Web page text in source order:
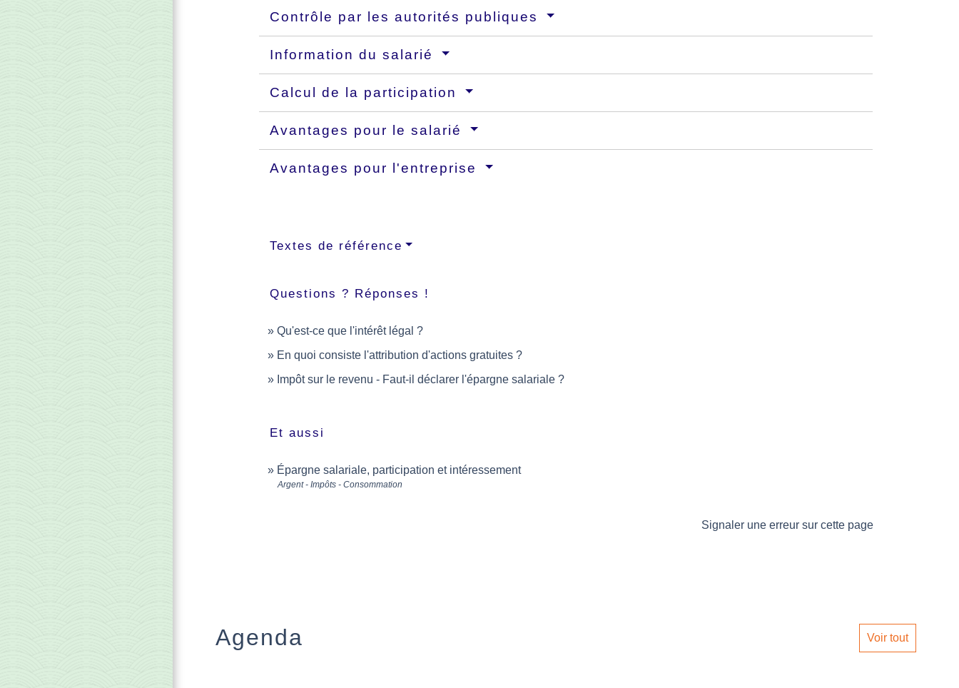
Contrôle par les autorités publiques
Information du salarié
Calcul de la participation
Avantages pour le salarié
Avantages pour l'entreprise
Textes de référence
Questions ? Réponses !
Qu'est-ce que l'intérêt légal ?
En quoi consiste l'attribution d'actions gratuites ?
Impôt sur le revenu - Faut-il déclarer l'épargne salariale ?
Et aussi
Épargne salariale, participation et intéressement
Argent - Impôts - Consommation
Signaler une erreur sur cette page
Agenda Voir tout